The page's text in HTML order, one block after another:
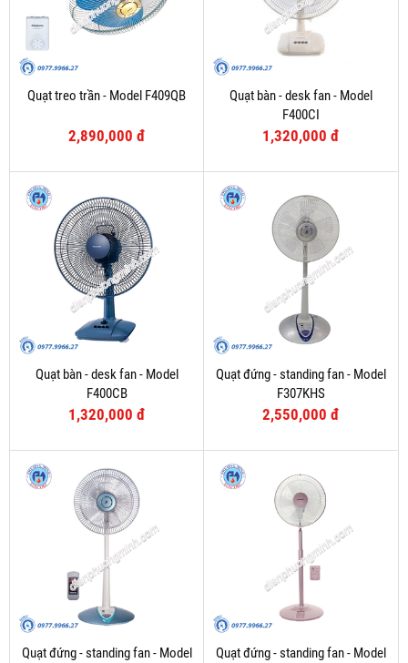
Quạt treo trần - Model F409QB
2,890,000 đ
Quạt bàn - desk fan - Model
F400CI
1,320,000 đ
Quạt bàn - desk fan - Model
F400CB
1,320,000 đ
Quạt đứng - standing fan - Model
F307KHS
2,550,000 đ
Quạt đứng - standing fan - Model
Quạt đứng - standing fan - Model